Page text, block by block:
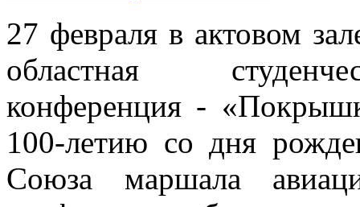
27 февраля в актовом
областная
конференция -
100-летию со дня
Союза маршала